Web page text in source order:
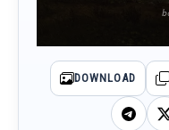
DOWNLOAD